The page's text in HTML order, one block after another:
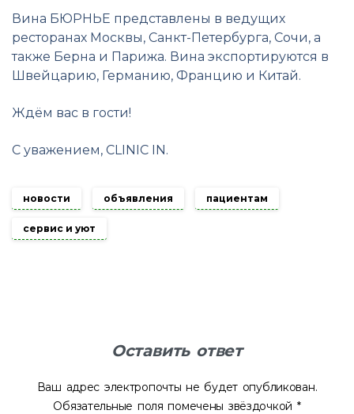
Вина БЮРНЬЕ представлены в ведущих
ресторанах Москвы, Санкт-Петербурга, Сочи, а
также Берна и Парижа. Вина экспортируются в
Швейцарию, Германию, Францию и Китай.
Ждём вас в гости!
С уважением, CLINIC IN.
новости объявления пациентам
сервис и уют
Оставить ответ
Ваш адрес электропочты не будет опубликован.
Обязательные поля помечены звёздочкой *